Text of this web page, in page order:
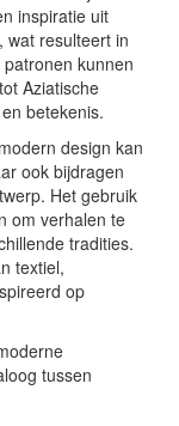
inspiratie uit
wat resulteert in
kunnen
Aziatische
betekenis.
design kan
ook bijdragen
Het gebruik
om verhalen te
tradities.
textiel,
op
tussen